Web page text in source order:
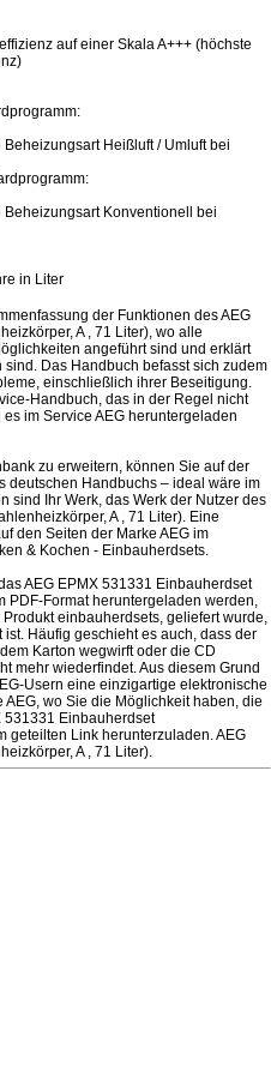
auf einer Skala A+++ (höchste
Heißluft / Umluft bei
Konventionell bei
in Liter
der Funktionen des AEG
A , 71 Liter), wo alle
angeführt sind und erklärt
Das Handbuch befasst sich zudem
einschließlich ihrer Beseitigung.
Handbuch, das in der Regel nicht
im Service AEG heruntergeladen
zu erweitern, können Sie auf der
deutschen Handbuchs – ideal wäre im
sind Ihr Werk, das Werk der Nutzer des
A , 71 Liter). Eine
den Seiten der Marke AEG im
& Kochen - Einbauherdsets.
AEG EPMX 531331 Einbauherdset
PDF-Format heruntergeladen werden,
einbauherdsets, geliefert wurde,
Häufig geschieht es auch, dass der
Karton wegwirft oder die CD
mehr wiederfindet. Aus diesem Grund
Usern eine einzigartige elektronische
wo Sie die Möglichkeit haben, die
531331 Einbauherdset
geteilten Link herunterzuladen. AEG
A , 71 Liter).